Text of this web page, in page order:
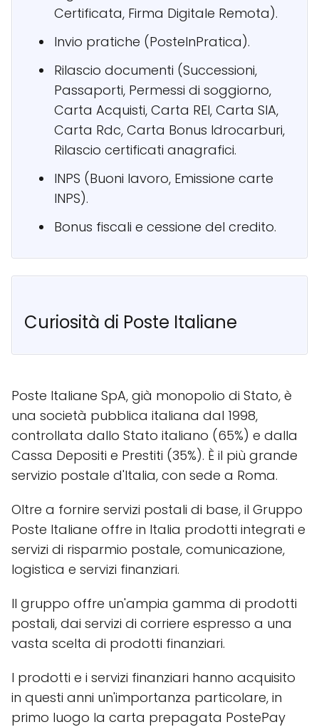
Certificata, Firma Digitale Remota).
Invio pratiche (PosteInPratica).
Rilascio documenti (Successioni,
Passaporti, Permessi di soggiorno,
Carta Acquisti, Carta REI, Carta SIA,
Carta Rdc, Carta Bonus Idrocarburi,
Rilascio certificati anagrafici.
INPS (Buoni lavoro, Emissione carte
INPS).
Bonus fiscali e cessione del credito.
Curiosità di Poste Italiane
Poste Italiane SpA, già monopolio di Stato, è
una società pubblica italiana dal 1998,
controllata dallo Stato italiano (65%) e dalla
Cassa Depositi e Prestiti (35%). È il più grande
servizio postale d'Italia, con sede a Roma.
Oltre a fornire servizi postali di base, il Gruppo
Poste Italiane offre in Italia prodotti integrati e
servizi di risparmio postale, comunicazione,
logistica e servizi finanziari.
Il gruppo offre un'ampia gamma di prodotti
postali, dai servizi di corriere espresso a una
vasta scelta di prodotti finanziari.
I prodotti e i servizi finanziari hanno acquisito
in questi anni un'importanza particolare, in
primo luogo la carta prepagata PostePay